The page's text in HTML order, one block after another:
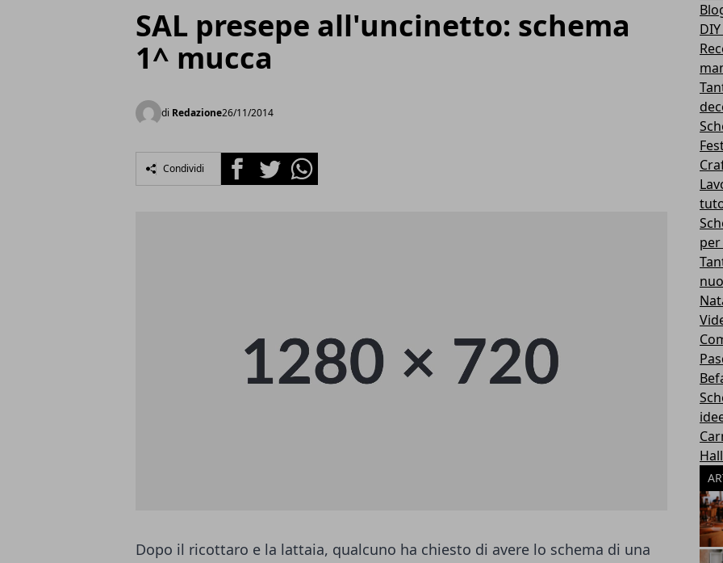
SAL presepe all'uncinetto: schema
1^ mucca
di Redazione26/11/2014
Condividi FacebookTwitterWhatsapp
Dopo il ricottaro e la lattaia, qualcuno ha chiesto di avere lo schema di una